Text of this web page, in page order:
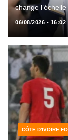
change l’échelle
06/08/2026 - 16:02
CÔTE D'IVOIRE